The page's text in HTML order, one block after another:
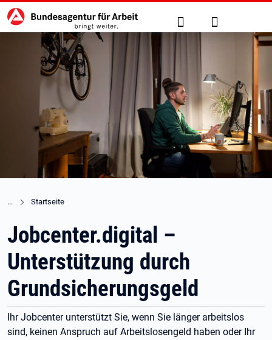
zu den Hauptinhalten springen
Hauptnavigation Suche Anmelden
Startseite
Jobcenter.digital –
Unterstützung durch
Grundsicherungsgeld
Ihr Jobcenter unterstützt Sie, wenn Sie länger arbeitslos
sind, keinen Anspruch auf Arbeitslosengeld haben oder Ihr